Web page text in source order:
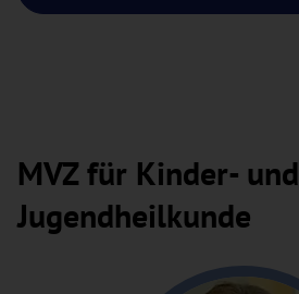
MVZ für Kinder- und
Jugendheilkunde